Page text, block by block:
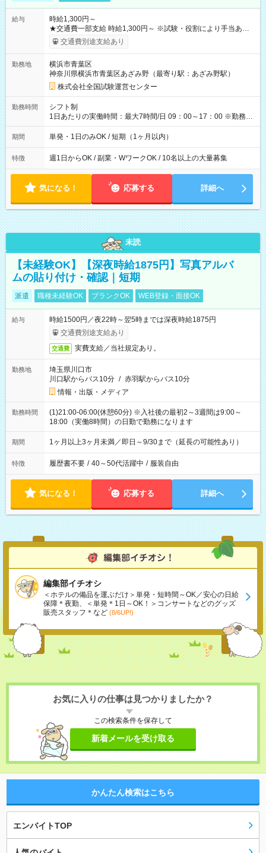
給与
時給1,300円～
★交通費一部支給 時給1,300円～ ※試験・役割により手当あり
※勤務回数により昇給あり 【即給（前払い）オプションあ
り！】 希望される場合、勤務から1週間ほどで給与の一部を受け
例】 ・河合塾模擬試験 8:30～17:30（休憩1時間） 時給1,300円
×8時間＝日収10,400円＋交通費 ※当日の役割により時給＋100
円の場合あり ・国家試験 7:00～13:30（休憩なし） 時給1,300
円（役割手当＋100円）×6時間＝日収8,400円＋交通費 【試用期
間】試用期間なし
交通費別途支給あり
勤務地
横浜市青葉区
神奈川県横浜市青葉区あざみ野（最寄り駅：あざみ野駅）
株式会社全国試験運営センター
勤務時間
シフト制
1日あたりの実働時間：最大7時間/日 09：00～17：00 ※勤務時
間は 試験により異なります。
期間 単発・1日のみOK / 短期（1ヶ月以内）
特徴 週1日からOK / 副業・WワークOK / 10名以上の大量募集
気になる！ 応募する 詳細へ
未読
【未経験OK】【深夜時給1875円】写真アルバ
ムの貼り付け・確認｜短期
派遣 職種未経験OK ブランクOK WEB登録・面接OK
給与
時給1500円／夜22時～翌5時までは深夜時給1875円
交通費別途支給あり
交通費 実費支給／当社規定あり。
勤務地
埼玉県川口市
川口駅からバス10分 / 赤羽駅からバス10分
情報・出版・メディア
勤務時間
(1)21:00-06:00(休憩60分) ※入社後の最初2～3週間は9:00～
18:00（実働8時間）の日勤で勤務になります
期間 1ヶ月以上3ヶ月未満／即日～9/30まで（延長の可能性あり）
特徴 履歴書不要 / 40～50代活躍中 / 服装自由
気になる！ 応募する 詳細へ
編集部イチオシ
＜ホテルの備品を運ぶだけ＞単発・短時間～OK／安心の日給
保障＊夜勤、＜単発＊1日～OK！＞コンサートなどのグッズ
販売スタッフ＊など (8/6UP!)
お気に入りの仕事は見つかりましたか？
この検索条件を保存して
新着メールを受け取る
かんたん検索はこちら
エンバイトTOP